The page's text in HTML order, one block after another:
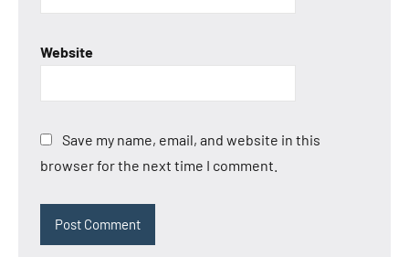
Website
Save my name, email, and website in this
browser for the next time I comment.